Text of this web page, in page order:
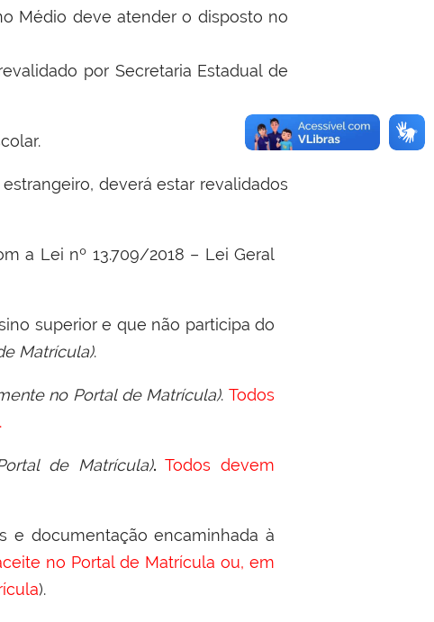
Médio deve atender o disposto no
por Secretaria Estadual de
deverá estar revalidados
a Lei nº 13.709/2018 – Lei Geral
superior e que não participa do
Matrícula).
no Portal de Matrícula). Todos
de Matrícula). Todos devem
e documentação encaminhada à
no Portal de Matrícula ou, em
).